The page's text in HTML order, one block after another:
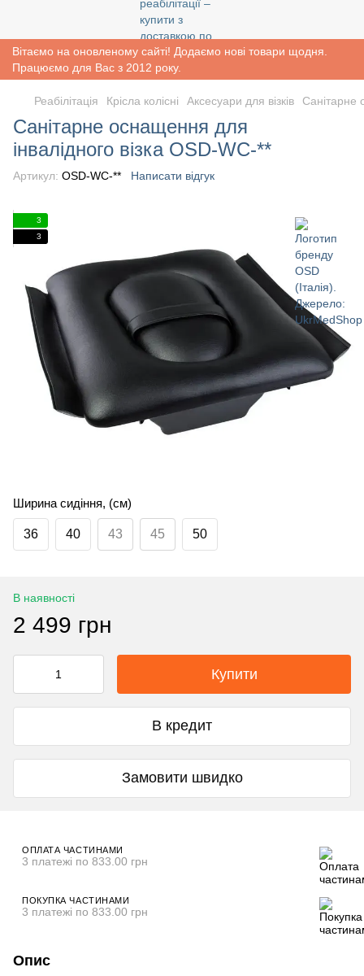
Вітаємо на оновленому сайті! Додаємо нові товари щодня.
Працюємо для Вас з 2012 року.
Реабiлiтацiя Крісла колісні Аксесуари для візків Санітарне
Санітарне оснащення для
інвалідного візка OSD-WC-**
Артикул: OSD-WC-** Написати відгук
3
3
Ширина сидіння, (см)
36 40 43 45 50
В наявності
2 499 грн
Купити
В кредит
Замовити швидко
ОПЛАТА ЧАСТИНАМИ
3 платежі по 833.00 грн
ПОКУПКА ЧАСТИНАМИ
3 платежі по 833.00 грн
Опис